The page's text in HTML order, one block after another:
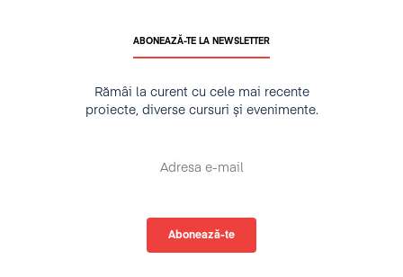
ABONEAZĂ-TE LA NEWSLETTER
Rămâi la curent cu cele mai recente
proiecte, diverse cursuri și evenimente.